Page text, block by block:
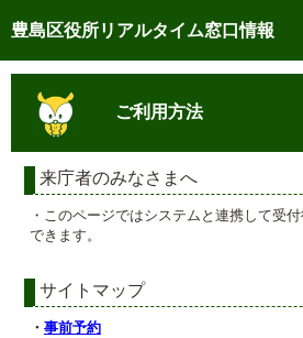
豊島区役所リアルタイム窓口情報
トップページへ
ご利用方法
事前予約
予約状況確認
リアルタイム 窓口混雑状況
メール通知登録
ご利用方法
来庁者のみなさまへ
・このページではシステムと連携して受
できます。
サイトマップ
・ 事前予約